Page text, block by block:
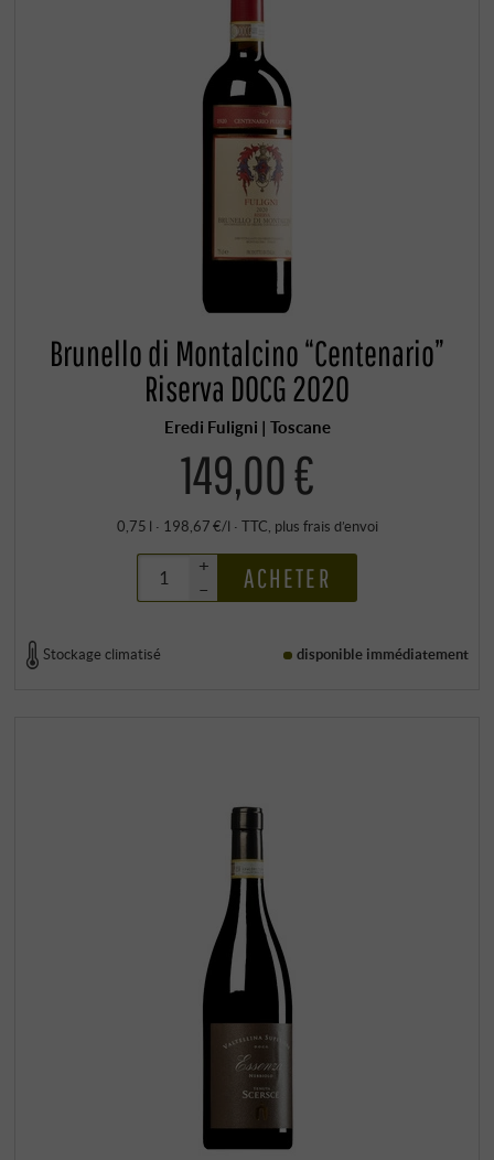
Brunello di Montalcino “Centenario”
Riserva DOCG 2020
Eredi Fuligni | Toscane
149,00 €
0,75 l · 198,67 €/l · TTC , plus frais d’envoi
+
–
ACHETER
Stockage climatisé disponible immédiatement